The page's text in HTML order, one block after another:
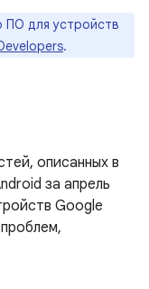
ПО для устройств
.
описанных в
за апрель
Google